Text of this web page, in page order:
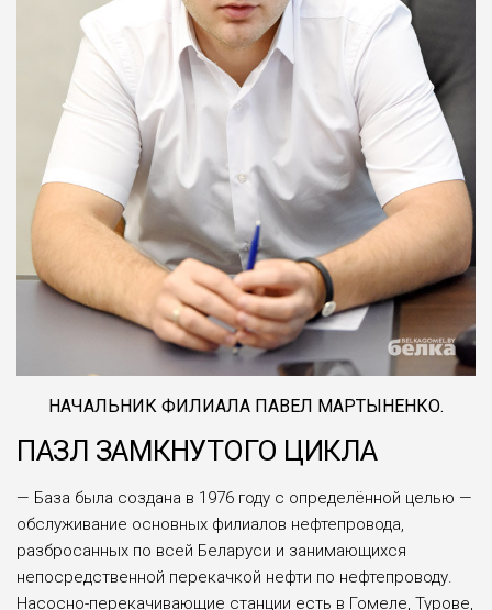
НАЧАЛЬНИК ФИЛИАЛА ПАВЕЛ МАРТЫНЕНКО.
ПАЗЛ ЗАМКНУТОГО ЦИКЛА
— База была создана в 1976 году с определённой целью —
обслуживание основных филиа­лов нефтепровода,
разбросанных по всей Беларуси и занимающихся
непосредственной перекачкой нефти по нефтепроводу.
Насосно-перекачивающие станции есть в Гомеле, Турове,